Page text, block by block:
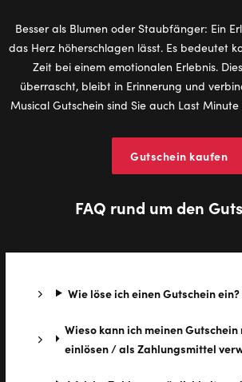
Besser als Blumen oder Staubfänger: Ein
das Herz höherschlagen lässt. Es bedeutet
Zeit bei einem emotionalen Erlebnis.
überrascht, bleibt in Erinnerung und
Musical Gutschein sind Sie auch Last
Gutschein kaufen
FAQ rund um den
Wie löse ich einen Gutschein ein?
Wieso kann ich meinen Gutschein
einlösen / als Zahlungsmittel